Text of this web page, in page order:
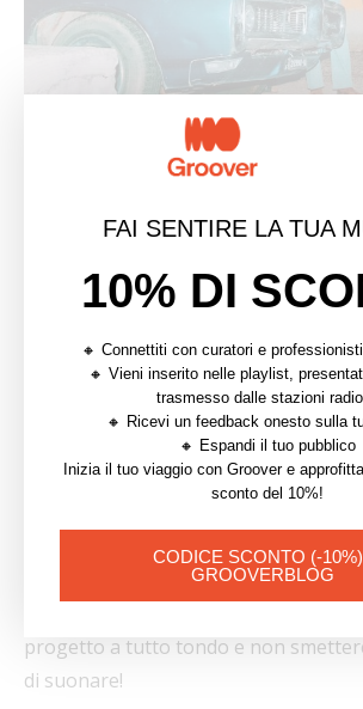
6) Martini Police,
vostro piano per il
Siamo felicissimi di poter continuare
canzoni di Vibre Delivery Service in
tiene in giro da marzo. Abbiamo
contest Supernova, quindi ad agosto,
suoneremo anche al Color Fest e non
davvero! Qualche concerto ci sarà
parallelo con il lavoro sui nuovi pezzi.
Sara Citella”, illustrato e animato
nostra amica artista Sara e realizzato
progetto a tutto tondo e non
di suonare!
FAI SENTIRE LA TUA
10% DI
🔸 Connettiti con curatori e
🔸 Vieni inserito nelle playlist,
trasmesso dalle stazioni
🔸 Ricevi un feedback onesto sulla
🔸 Espandi il tuo pubblico
Inizia il tuo viaggio con Groover e
sconto del 10%!
CODICE SCONTO (-
GROOVERBLOG